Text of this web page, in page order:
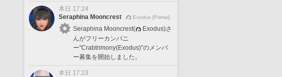
本日 17:24
Seraphina Mooncrest
Exodus [Primal]
Seraphina Mooncrest(
Exodus)さ
んがフリーカンパニ
ー"Crabtrimony(Exodus)"のメンバ
ー募集を開始しました。
本日 17:23